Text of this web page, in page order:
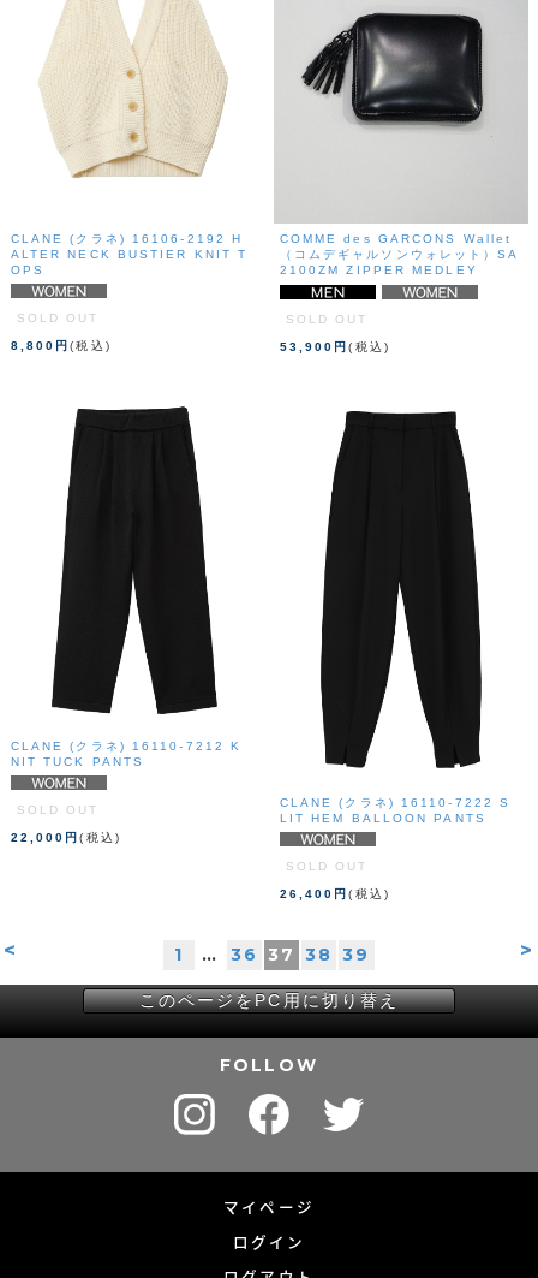
CLANE (クラネ) 16106-2192 H
ALTER NECK BUSTIER KNIT T
OPS
SOLD OUT
8,800円(税込)
COMME des GARCONS Wallet
（コムデギャルソンウォレット）SA
2100ZM ZIPPER MEDLEY
SOLD OUT
53,900円(税込)
CLANE (クラネ) 16110-7212 K
NIT TUCK PANTS
SOLD OUT
22,000円(税込)
CLANE (クラネ) 16110-7222 S
LIT HEM BALLOON PANTS
SOLD OUT
26,400円(税込)
< >
1 … 36 37 38 39
FOLLOW
マイページ
ログイン
このページをPC用に切り替え